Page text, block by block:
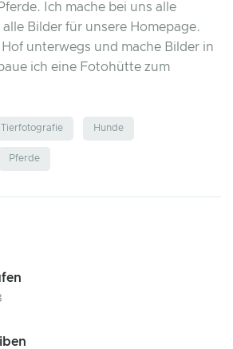
Ich mache bei uns alle
Bilder für unsere Homepage.
unterwegs und mache Bilder in
ich eine Fotohütte zum
Tierfotografie Hunde
Pferde